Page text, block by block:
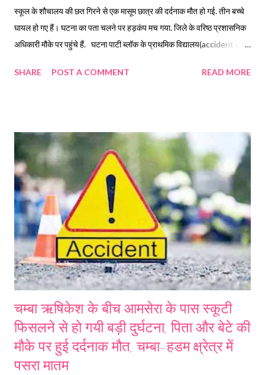
स्कूल के शौचालय की छत गिरने से एक मासूम छात्र की दर्दनाक मौत हो गई. तीन बच्चे
घायल हो गए हैं। घटना का पता चलने पर हड़कंप मच गया. जिले के वरिष्ठ प्रशासनिक
अधिकारी मौके पर पहुंचे हैं. घटना पाटी ब्लॉक के प्राथमिक विद्यालय(accident in
वजह से गिर गई. इस घटना में कक्षा तीसरी के आठ वर्षीय छात्र चंदन सिंह की
पहुंच कर घायल छात्रों के उपचार के निर्देश दिए हैं. जिलाधिकारी ने कहा घटना की जांच
कराई जायेगी. इस हादसे के बाद मृत बच्चे के परिजनों में कोहराम मच गया है. घायल बच्चों
को उपचार के लिए अस्पताल में भर्ती कराया गया है.
SHARE POST A COMMENT READ MORE
चम्बा ऋषिकेश के बीच आमसेरा के पास स्कूटी
फिसलने से हो गयी बड़ी दुर्घटना, पिता और बेटे की
मौके पर हुई दर्दनाक मौत, चम्बा-हडम क्ष्रेत्र में
पसरा मातम